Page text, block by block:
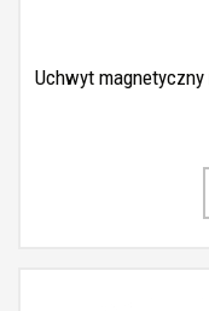
Uchwyt